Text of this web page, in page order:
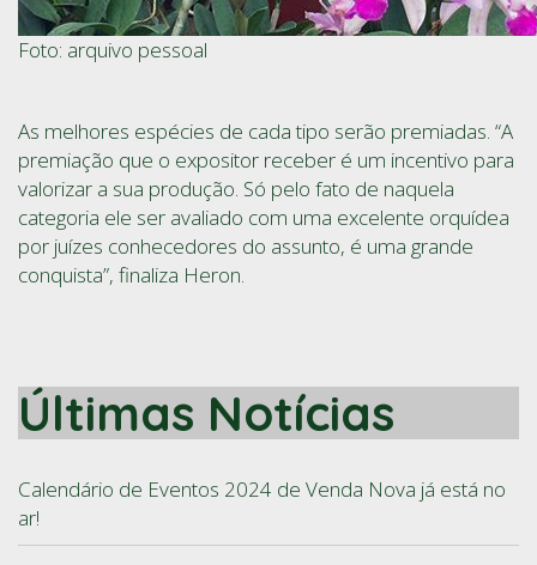
Foto: arquivo pessoal
As melhores espécies de cada tipo serão premiadas. “A
premiação que o expositor receber é um incentivo para
valorizar a sua produção. Só pelo fato de naquela
categoria ele ser avaliado com uma excelente orquídea
por juízes conhecedores do assunto, é uma grande
conquista”, finaliza Heron.
Últimas Notícias
Calendário de Eventos 2024 de Venda Nova já está no
ar!